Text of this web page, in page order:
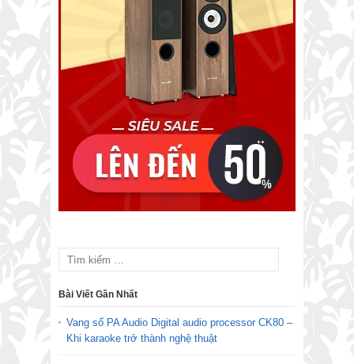
Bài Viết Gần Nhất
Vang số PA Audio Digital audio processor CK80 –
Khi karaoke trở thành nghệ thuật